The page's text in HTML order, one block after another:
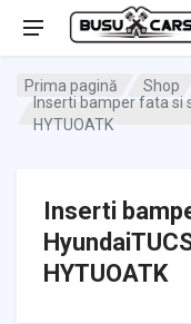
Prima pagină Shop
Inserti bamper fata si
HYTUOATK
Inserti
HYTUOATK